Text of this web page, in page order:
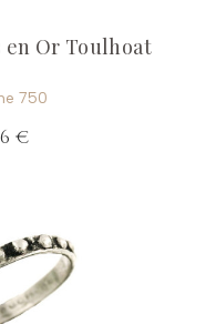
en Or Toulhoat
750
€